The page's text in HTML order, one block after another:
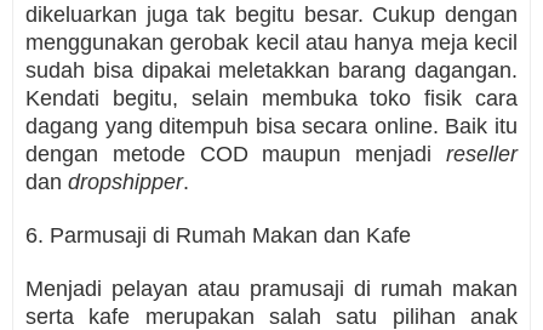
dikeluarkan juga tak begitu besar. Cukup dengan
menggunakan gerobak kecil atau hanya meja kecil
sudah bisa dipakai meletakkan barang dagangan.
Kendati begitu, selain membuka toko fisik cara
dagang yang ditempuh bisa secara online. Baik itu
dengan metode COD maupun menjadi reseller
dan dropshipper.
6. Parmusaji di Rumah Makan dan Kafe
Menjadi pelayan atau pramusaji di rumah makan
serta kafe merupakan salah satu pilihan anak